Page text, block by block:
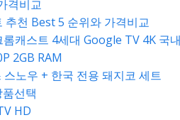
격비교
추천 Best 5 순위와 가격비교
캐스트 4세대 Google TV 4K 국
2GB RAM
노우 + 한국 전용 돼지코 세트
선택
HD